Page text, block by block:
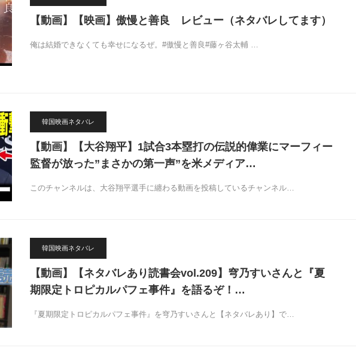
【動画】【映画】傲慢と善良 レビュー（ネタバレしてます）
俺は結婚できなくても幸せになるぜ。#傲慢と善良#藤ヶ谷太輔 …
韓国映画ネタバレ
【動画】【大谷翔平】1試合3本塁打の伝説的偉業にマーフィー
監督が放った”まさかの第一声”を米メディア…
このチャンネルは、大谷翔平選手に纏わる動画を投稿しているチャンネル…
韓国映画ネタバレ
【動画】【ネタバレあり読書会vol.209】穹乃すいさんと『夏
期限定トロピカルパフェ事件』を語るぞ！…
『夏期限定トロピカルパフェ事件』を穹乃すいさんと【ネタバレあり】で…